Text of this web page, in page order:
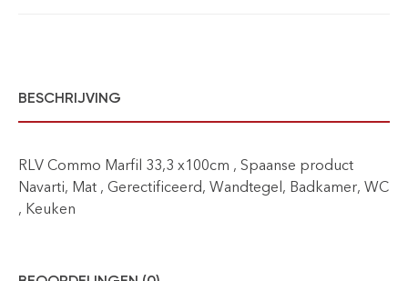
BESCHRIJVING
RLV Commo Marfil 33,3 x100cm , Spaanse product
Navarti, Mat , Gerectificeerd, Wandtegel, Badkamer, WC
, Keuken